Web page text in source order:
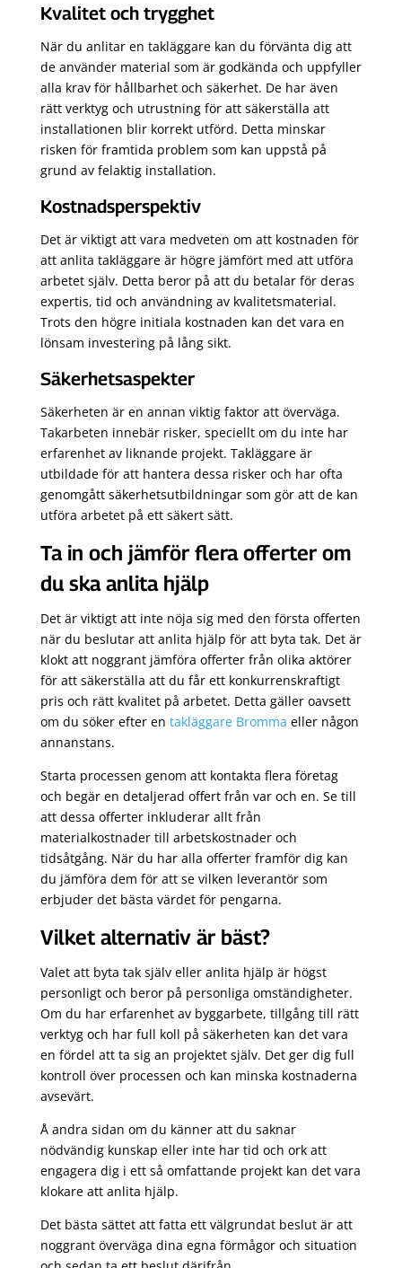
Kvalitet och trygghet
När du anlitar en takläggare kan du förvänta dig att
de använder material som är godkända och uppfyller
alla krav för hållbarhet och säkerhet. De har även
rätt verktyg och utrustning för att säkerställa att
installationen blir korrekt utförd. Detta minskar
risken för framtida problem som kan uppstå på
grund av felaktig installation.
Kostnadsperspektiv
Det är viktigt att vara medveten om att kostnaden för
att anlita takläggare är högre jämfört med att utföra
arbetet själv. Detta beror på att du betalar för deras
expertis, tid och användning av kvalitetsmaterial.
Trots den högre initiala kostnaden kan det vara en
lönsam investering på lång sikt.
Säkerhetsaspekter
Säkerheten är en annan viktig faktor att överväga.
Takarbeten innebär risker, speciellt om du inte har
erfarenhet av liknande projekt. Takläggare är
utbildade för att hantera dessa risker och har ofta
genomgått säkerhetsutbildningar som gör att de kan
utföra arbetet på ett säkert sätt.
Ta in och jämför flera offerter om
du ska anlita hjälp
Det är viktigt att inte nöja sig med den första offerten
när du beslutar att anlita hjälp för att byta tak. Det är
klokt att noggrant jämföra offerter från olika aktörer
för att säkerställa att du får ett konkurrenskraftigt
pris och rätt kvalitet på arbetet. Detta gäller oavsett
om du söker efter en takläggare Bromma eller någon
annanstans.
Starta processen genom att kontakta flera företag
och begär en detaljerad offert från var och en. Se till
att dessa offerter inkluderar allt från
materialkostnader till arbetskostnader och
tidsåtgång. När du har alla offerter framför dig kan
du jämföra dem för att se vilken leverantör som
erbjuder det bästa värdet för pengarna.
Vilket alternativ är bäst?
Valet att byta tak själv eller anlita hjälp är högst
personligt och beror på personliga omständigheter.
Om du har erfarenhet av byggarbete, tillgång till rätt
verktyg och har full koll på säkerheten kan det vara
en fördel att ta sig an projektet själv. Det ger dig full
kontroll över processen och kan minska kostnaderna
avsevärt.
Å andra sidan om du känner att du saknar
nödvändig kunskap eller inte har tid och ork att
engagera dig i ett så omfattande projekt kan det vara
klokare att anlita hjälp.
Det bästa sättet att fatta ett välgrundat beslut är att
noggrant överväga dina egna förmågor och situation